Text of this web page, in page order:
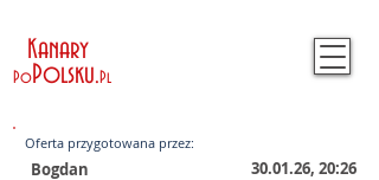
Kanary
PoPolsku.Pl
Oferta przygotowana przez:
30.01.26, 20:26